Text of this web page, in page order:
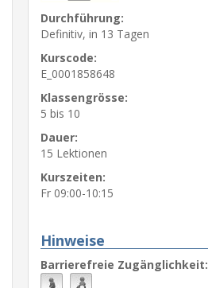
Durchführung:
Definitiv, in 13 Tagen
Kurscode:
E_0001858648
Klassengrösse:
5 bis 10
Dauer:
15 Lektionen
Kurszeiten:
Fr 09:00-10:15
Hinweise
Barrierefreie Zugänglichkeit: